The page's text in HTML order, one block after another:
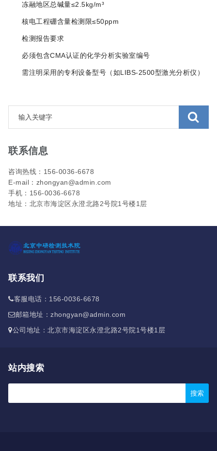
冻融地区总碱量≤2.5kg/m³‌
核电工程硼含量检测限≤50ppm‌
‌检测报告要求‌
必须包含CMA认证的化学分析实验室编号‌
需注明采用的专利设备型号（如LIBS-2500型激光分析仪）
联系信息
咨询热线：156-0036-6678
E-mail：zhongyan@admin.com
手机：156-0036-6678
地址：北京市海淀区永澄北路2号院1号楼1层
联系我们
客服电话：156-0036-6678
邮箱地址：zhongyan@admin.com
公司地址：北京市海淀区永澄北路2号院1号楼1层
站内搜索